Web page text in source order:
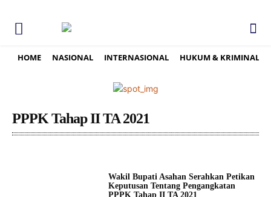
HOME NASIONAL INTERNASIONAL HUKUM & KRIMINAL
PPPK Tahap II TA 2021
Wakil Bupati Asahan Serahkan Petikan
Keputusan Tentang Pengangkatan
PPPK Tahap II TA 2021